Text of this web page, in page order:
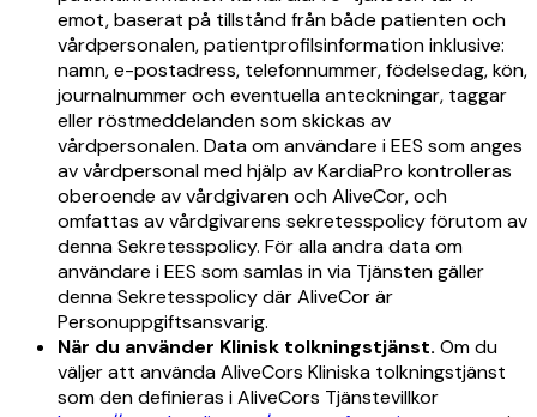
emot, baserat på tillstånd från både patienten och
vårdpersonalen, patientprofilsinformation inklusive:
namn, e-postadress, telefonnummer, födelsedag, kön,
journalnummer och eventuella anteckningar, taggar
eller röstmeddelanden som skickas av
vårdpersonalen. Data om användare i EES som anges
av vårdpersonal med hjälp av KardiaPro kontrolleras
oberoende av vårdgivaren och AliveCor, och
omfattas av vårdgivarens sekretesspolicy förutom av
denna Sekretesspolicy. För alla andra data om
användare i EES som samlas in via Tjänsten gäller
denna Sekretesspolicy där AliveCor är
Personuppgiftsansvarig.
När du använder Klinisk tolkningstjänst. Om du
väljer att använda AliveCors Kliniska tolkningstjänst
som den definieras i AliveCors Tjänstevillkor